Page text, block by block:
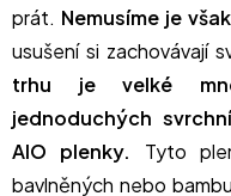
prát. Nemusíme je
usušení si zachovávají
trhu je velké
jednoduchých
AIO plenky.
Tyto
bavlněných nebo